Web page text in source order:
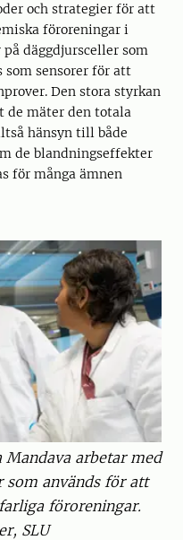
och strategier för att
föroreningar i
däggdjursceller som
som sensorer för att
Den stora styrkan
de mäter den totala
hänsyn till både
de blandningseffekter
för många ämnen
Mandava arbetar med
som används för att
föroreningar.
SLU